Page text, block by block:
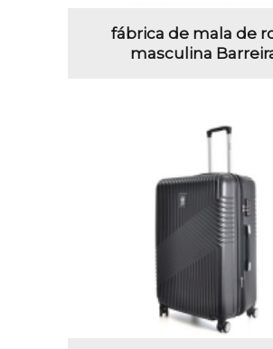
fábrica de mala de
masculina